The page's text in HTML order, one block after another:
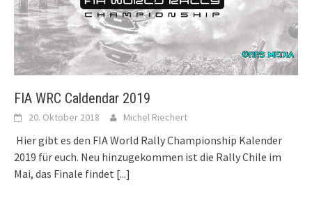
FIA WRC Caldendar 2019
20. Oktober 2018 Michel Riechert
Hier gibt es den FIA World Rally Championship Kalender
2019 für euch. Neu hinzugekommen ist die Rally Chile im
Mai, das Finale findet [...]